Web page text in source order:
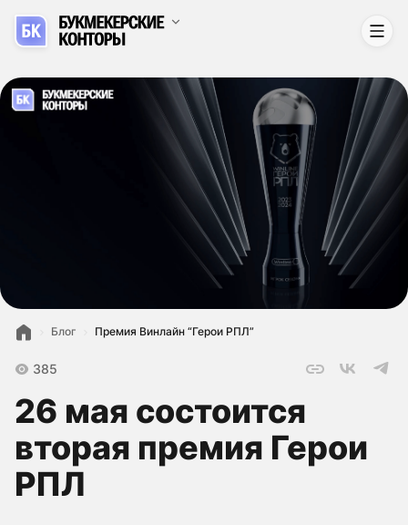
Блог Премия Винлайн “Герои РПЛ”
385
26 мая состоится
вторая премия Герои
РПЛ